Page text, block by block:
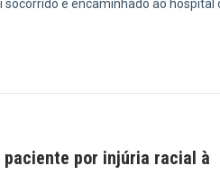
e encaminhado ao hospital
por injúria racial à